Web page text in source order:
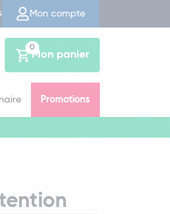
Mon compte
Mon panier
0
Promotions